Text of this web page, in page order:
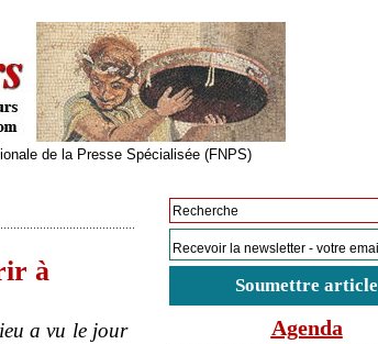
de la Presse Spécialisée (FNPS)
à
a vu le jour
Soumettre article
Agenda